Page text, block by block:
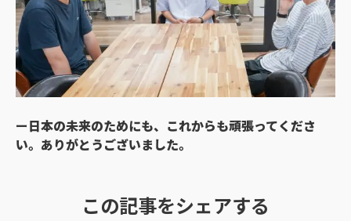
ー日本の未来のためにも、これからも頑張ってくださ
い。ありがとうございました。
この記事をシェアする